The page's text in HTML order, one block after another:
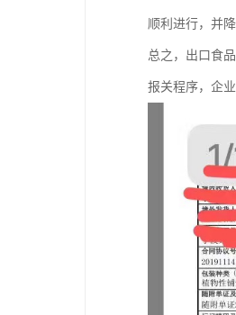
顺利进行，并降
总之，出口食
报关程序，企